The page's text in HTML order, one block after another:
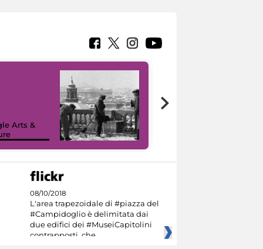
Arts &
08/10/2018
L'area trapezoidale di #piazza del
#Campidoglio è delimitata dai
due edifici dei #MuseiCapitolini
contrapposti, che